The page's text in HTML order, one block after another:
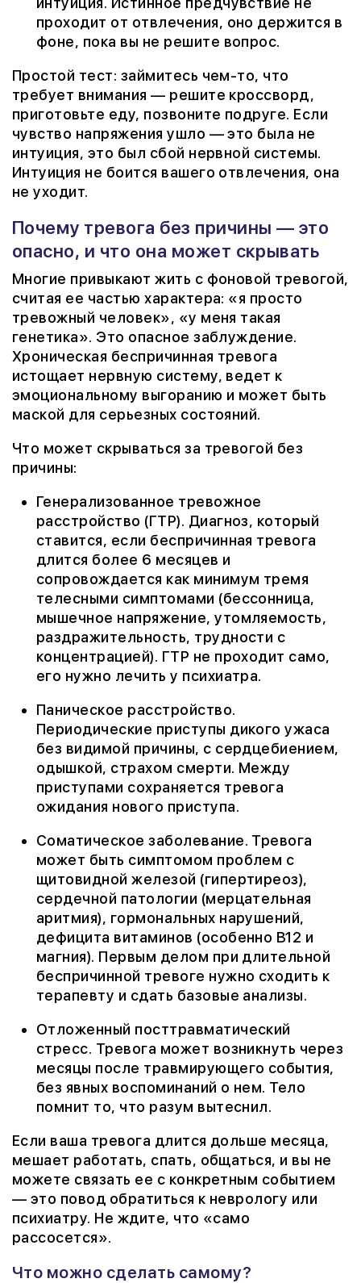
проходит от отвлечения, оно держится в
фоне, пока вы не решите вопрос.
Простой тест: займитесь чем-то, что
требует внимания — решите кроссворд,
приготовьте еду, позвоните подруге. Если
чувство напряжения ушло — это была не
интуиция, это был сбой нервной системы.
Интуиция не боится вашего отвлечения, она
не уходит.
Почему тревога без причины — это
опасно, и что она может скрывать
Многие привыкают жить с фоновой тревогой,
считая ее частью характера: «я просто
тревожный человек», «у меня такая
генетика». Это опасное заблуждение.
Хроническая беспричинная тревога
истощает нервную систему, ведет к
эмоциональному выгоранию и может быть
маской для серьезных состояний.
Что может скрываться за тревогой без
причины:
Генерализованное тревожное
расстройство (ГТР). Диагноз, который
ставится, если беспричинная тревога
длится более 6 месяцев и
сопровождается как минимум тремя
телесными симптомами (бессонница,
мышечное напряжение, утомляемость,
раздражительность, трудности с
концентрацией). ГТР не проходит само,
его нужно лечить у психиатра.
Паническое расстройство.
Периодические приступы дикого ужаса
без видимой причины, с сердцебиением,
одышкой, страхом смерти. Между
приступами сохраняется тревога
ожидания нового приступа.
Соматическое заболевание. Тревога
может быть симптомом проблем с
щитовидной железой (гипертиреоз),
сердечной патологии (мерцательная
аритмия), гормональных нарушений,
дефицита витаминов (особенно B12 и
магния). Первым делом при длительной
беспричинной тревоге нужно сходить к
терапевту и сдать базовые анализы.
Отложенный посттравматический
стресс. Тревога может возникнуть через
месяцы после травмирующего события,
без явных воспоминаний о нем. Тело
помнит то, что разум вытеснил.
Если ваша тревога длится дольше месяца,
мешает работать, спать, общаться, и вы не
можете связать ее с конкретным событием
— это повод обратиться к неврологу или
психиатру. Не ждите, что «само
рассосется».
Что можно сделать самому?